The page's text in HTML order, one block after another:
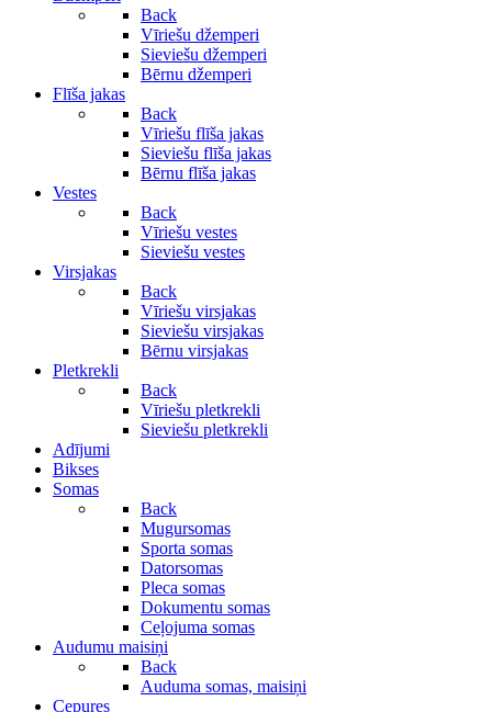
Back
Vīriešu džemperi
Sieviešu džemperi
Bērnu džemperi
Flīša jakas
Back
Vīriešu flīša jakas
Sieviešu flīša jakas
Bērnu flīša jakas
Vestes
Back
Vīriešu vestes
Sieviešu vestes
Virsjakas
Back
Vīriešu virsjakas
Sieviešu virsjakas
Bērnu virsjakas
Pletkrekli
Back
Vīriešu pletkrekli
Sieviešu pletkrekli
Adījumi
Bikses
Somas
Back
Mugursomas
Sporta somas
Datorsomas
Pleca somas
Dokumentu somas
Ceļojuma somas
Audumu maisiņi
Back
Auduma somas, maisiņi
Cepures